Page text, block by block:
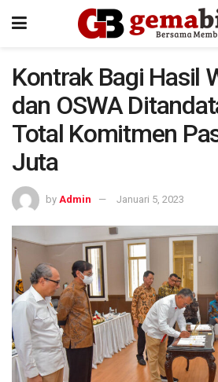
Kontrak Bagi Hasil
dan OSWA
Total Komitmen
Juta
by Admin Januari 5, 2023